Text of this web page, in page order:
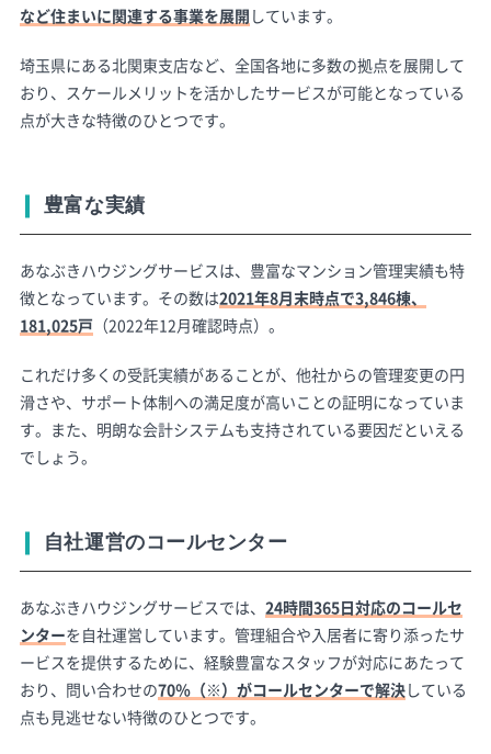
など住まいに関連する事業を展開 しています。
埼玉県にある北関東支店など、全国各地に多数の拠点を展開して
おり、スケールメリットを活かしたサービスが可能となっている
点が大きな特徴のひとつです。
豊富な実績
あなぶきハウジングサービスは、豊富なマンション管理実績も特
徴となっています。その数は2021年8月末時点で3,846棟、
181,025戸（2022年12月確認時点）。
これだけ多くの受託実績があることが、他社からの管理変更の円
滑さや、サポート体制への満足度が高いことの証明になっていま
す。また、明朗な会計システムも支持されている要因だといえる
でしょう。
自社運営のコールセンター
あなぶきハウジングサービスでは、 24時間365日対応のコールセ
ンターを自社運営しています。管理組合や入居者に寄り添ったサ
ービスを提供するために、経験豊富なスタッフが対応にあたって
おり、問い合わせの70％（※）がコールセンターで解決している
点も見逃せない特徴のひとつです。